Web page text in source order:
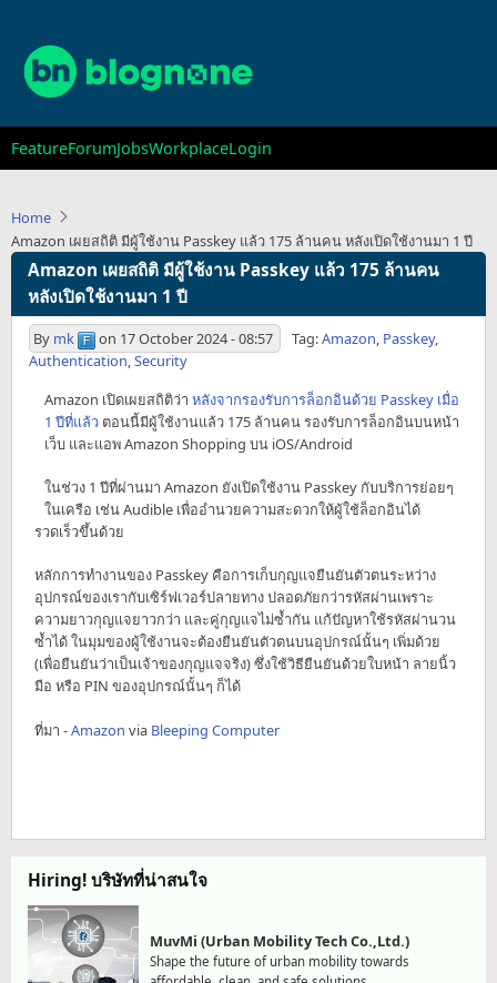
main
content
Main
navigation
FeatureForumJobsWorkplaceLogin
Home
Amazon เผยสถิติ มีผู้ใช้งาน Passkey แล้ว 175 ล้านคน หลังเปิดใช้งานมา 1 ปี
Amazon เผยสถิติ มีผู้ใช้งาน Passkey แล้ว 175 ล้านคน
หลังเปิดใช้งานมา 1 ปี
By mk on 17 October 2024 - 08:57 Tag:Amazon, Passkey,
Authentication,Security
Amazon เปิดเผยสถิติว่า หลังจากรองรับการล็อกอินด้วย Passkey เมื่อ
1 ปีที่แล้ว ตอนนี้มีผู้ใช้งานแล้ว 175 ล้านคน รองรับการล็อกอินบนหน้า
เว็บ และแอพ Amazon Shopping บน iOS/Android
ในช่วง 1 ปีที่ผ่านมา Amazon ยังเปิดใช้งาน Passkey กับบริการย่อยๆ
ในเครือ เช่น Audible เพื่ออำนวยความสะดวกให้ผู้ใช้ล็อกอินได้
รวดเร็วขึ้นด้วย
หลักการทำงานของ Passkey คือการเก็บกุญแจยืนยันตัวตนระหว่าง
อุปกรณ์ของเรากับเซิร์ฟเวอร์ปลายทาง ปลอดภัยกว่ารหัสผ่านเพราะ
ความยาวกุญแจยาวกว่า และคู่กุญแจไม่ซ้ำกัน แก้ปัญหาใช้รหัสผ่านวน
ซ้ำได้ ในมุมของผู้ใช้งานจะต้องยืนยันตัวตนบนอุปกรณ์นั้นๆ เพิ่มด้วย
(เพื่อยืนยันว่าเป็นเจ้าของกุญแจจริง) ซึ่งใช้วิธียืนยันด้วยใบหน้า ลายนิ้ว
มือ หรือ PIN ของอุปกรณ์นั้นๆ ก็ได้
ที่มา -Amazon via Bleeping Computer
Hiring! บริษัทที่น่าสนใจ
MuvMi (Urban Mobility Tech Co.,Ltd.)
Shape the future of urban mobility towards